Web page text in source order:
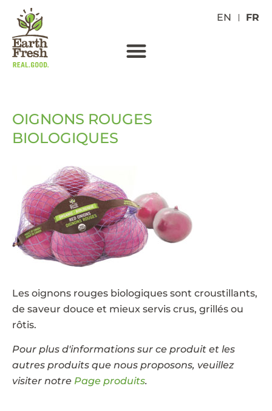
EN FR
OIGNONS ROUGES
BIOLOGIQUES
Les oignons rouges biologiques sont croustillants,
de saveur douce et mieux servis crus, grillés ou
rôtis.
Pour plus d'informations sur ce produit et les
autres produits que nous proposons, veuillez
visiter notre Page produits.